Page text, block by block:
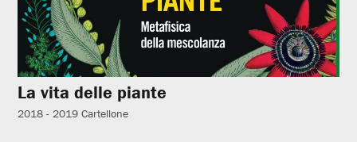
La vita delle piante
2018 - 2019 Cartellone